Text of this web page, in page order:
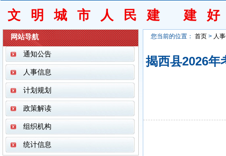
文明城市人民建 建
网站导航
通知公告
人事信息
计划规划
政策解读
组织机构
统计信息
您当前的位置： 首页 > 人
揭西县2026年